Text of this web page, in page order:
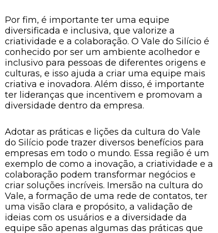
Por fim, é importante ter uma equipe
diversificada e inclusiva, que valorize a
criatividade e a colaboração. O Vale do Silício é
conhecido por ser um ambiente acolhedor e
inclusivo para pessoas de diferentes origens e
culturas, e isso ajuda a criar uma equipe mais
criativa e inovadora. Além disso, é importante
ter lideranças que incentivem e promovam a
diversidade dentro da empresa.
Adotar as práticas e lições da cultura do Vale
do Silício pode trazer diversos benefícios para
empresas em todo o mundo. Essa região é um
exemplo de como a inovação, a criatividade e a
colaboração podem transformar negócios e
criar soluções incríveis. Imersão na cultura do
Vale, a formação de uma rede de contatos, ter
uma visão clara e propósito, a validação de
ideias com os usuários e a diversidade da
equipe são apenas algumas das práticas que